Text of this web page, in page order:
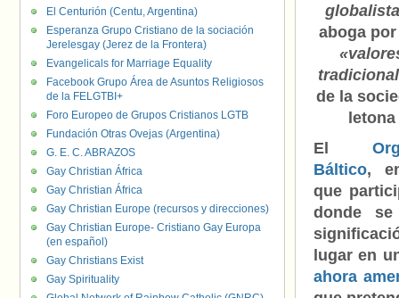
aboga
de la
letona
El
Báltico,
que
donde
lugar en
ahora
El Centurión (Centu, Argentina)
Esperanza Grupo Cristiano de la sociación
Jerelesgay (Jerez de la Frontera)
Evangelicals for Marriage Equality
Facebook Grupo Área de Asuntos Religiosos
de la FELGTBI+
Foro Europeo de Grupos Cristianos LGTB
Fundación Otras Ovejas (Argentina)
G. E. C. ABRAZOS
Gay Christian África
Gay Christian África
Gay Christian Europe (recursos y direcciones)
Gay Christian Europe- Cristiano Gay Europa
(en español)
Gay Christians Exist
Gay Spirituality